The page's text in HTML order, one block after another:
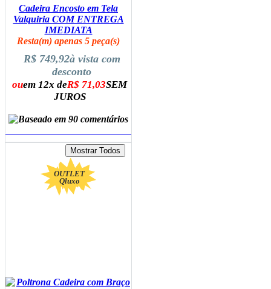
Cadeira Encosto em Tela
Valquiria COM ENTREGA
IMEDIATA
Resta(m) apenas 5 peça(s)
R$ 749,92à vista com
desconto
ouem 12x deR$ 71,03SEM
JUROS
OUTLET
Qluxo